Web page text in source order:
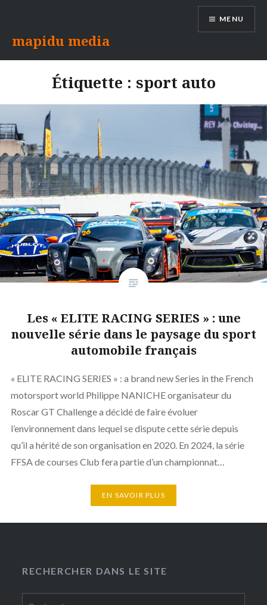
contenu
mapidu media
MENU
Étiquette : sport auto
Les « ELITE RACING SERIES » : une
nouvelle série dans le paysage du sport
automobile français
« ELITE RACING SERIES » : a brand new Series in the French
motorsport world Philippe NANICHE organisateur du
Roscar GT Challenge a décidé de faire évoluer
l’environnement dans lequel se dispute cette série depuis
qu’il a hérité de son organisation en 2020. En 2024, la série
FFSA de courses Club fera partie d’un championnat…
EN SAVOIR PLUS
RECHERCHER DANS LE SITE